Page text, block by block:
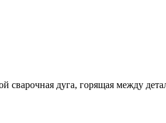
дуга, горящая между